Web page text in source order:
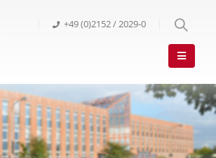
+49 (0)2152 / 2029-0